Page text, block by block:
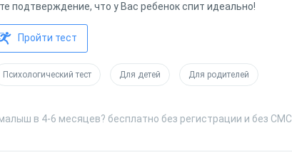
подтверждение, что у Вас ребенок спит идеально!
Пройти тест
Психологический тест Для детей Для родителей
в 4-6 месяцев? бесплатно без регистрации и без СМС